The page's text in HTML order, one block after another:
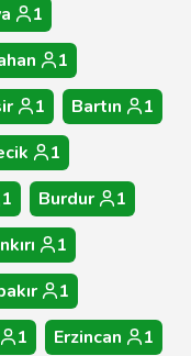
1
1
1 Bartın
1
1
1 Burdur
1
1
1
1 Erzincan
1